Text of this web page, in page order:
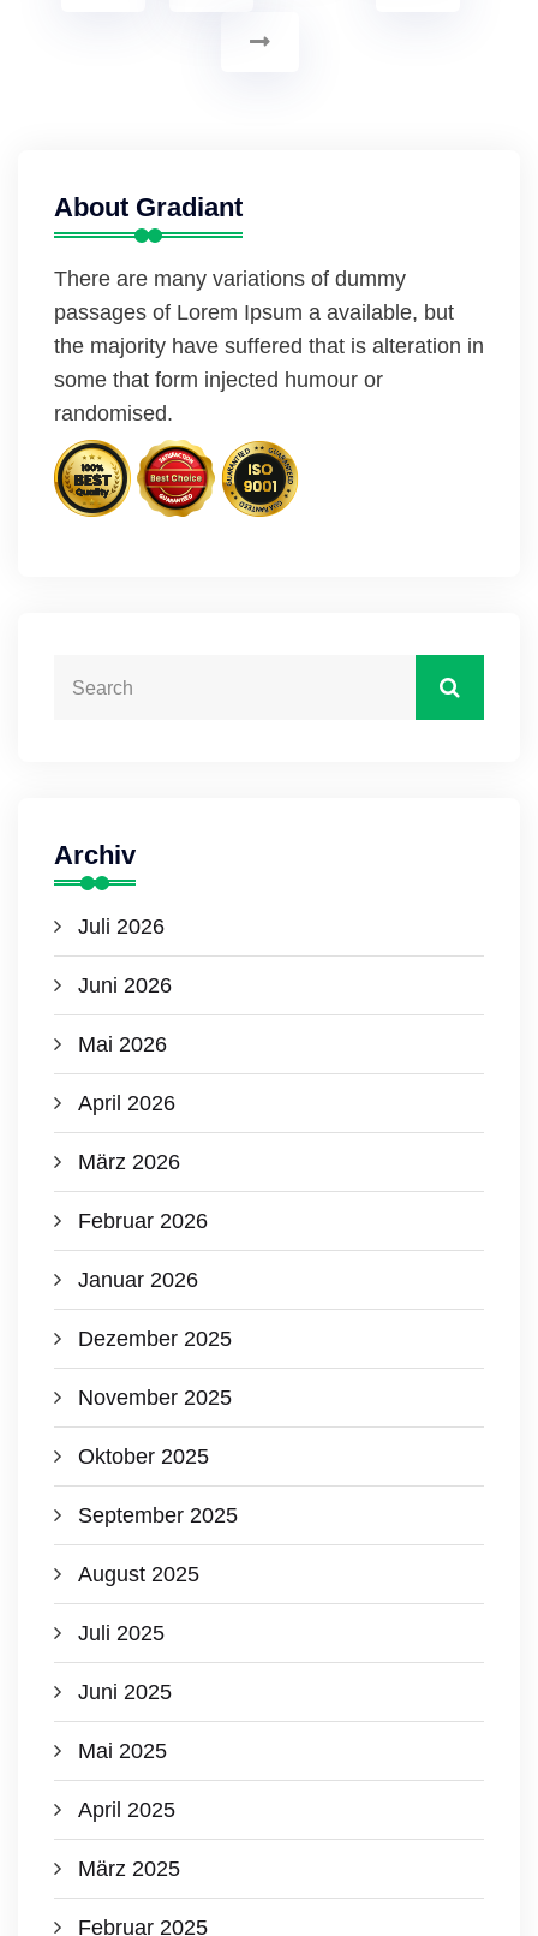
About Gradiant
There are many variations of dummy
passages of Lorem Ipsum a available, but
the majority have suffered that is alteration in
some that form injected humour or
randomised.
Archiv
Juli 2026
Juni 2026
Mai 2026
April 2026
März 2026
Februar 2026
Januar 2026
Dezember 2025
November 2025
Oktober 2025
September 2025
August 2025
Juli 2025
Juni 2025
Mai 2025
April 2025
März 2025
Februar 2025